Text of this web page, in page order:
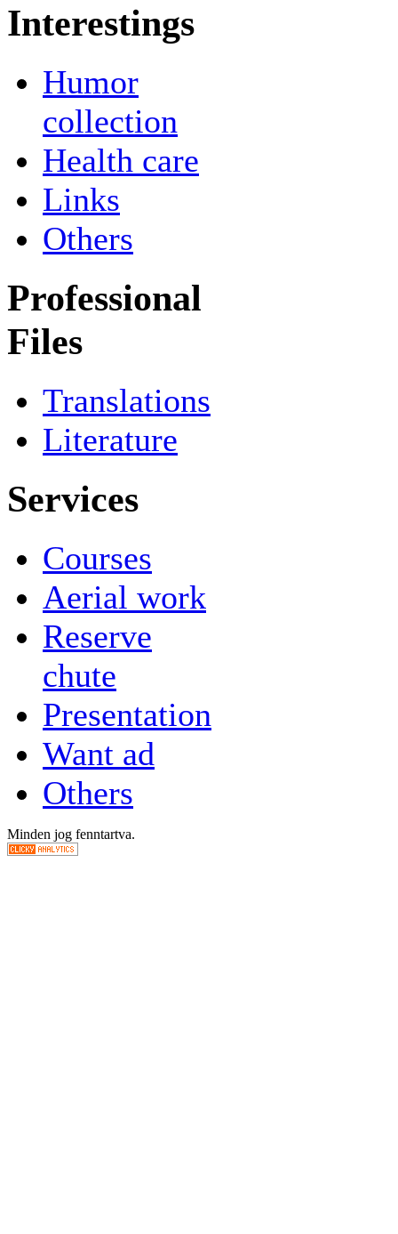
Interestings
Humor
collection
Health care
Links
Others
Professional
Files
Translations
Literature
Services
Courses
Aerial work
Reserve
chute
Presentation
Want ad
Others
Minden jog fenntartva.